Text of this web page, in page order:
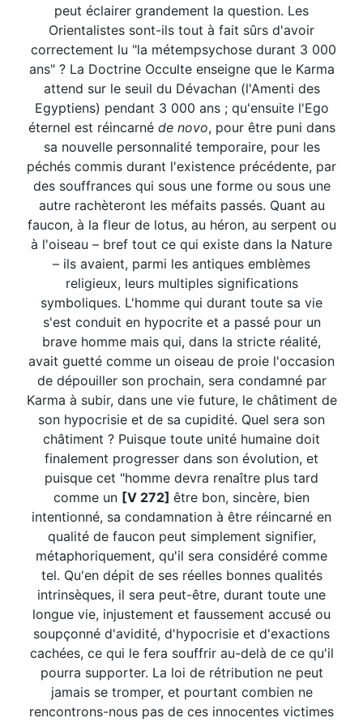
peut éclairer grandement la question. Les
Orientalistes sont-ils tout à fait sûrs d'avoir
correctement lu "la métempsychose durant 3 000
ans" ? La Doctrine Occulte enseigne que le Karma
attend sur le seuil du Dévachan (l'Amenti des
Egyptiens) pendant 3 000 ans ; qu'ensuite l'Ego
éternel est réincarné de novo, pour être puni dans
sa nouvelle personnalité temporaire, pour les
péchés commis durant l'existence précédente, par
des souffrances qui sous une forme ou sous une
autre rachèteront les méfaits passés. Quant au
faucon, à la fleur de lotus, au héron, au serpent ou
à l'oiseau – bref tout ce qui existe dans la Nature
– ils avaient, parmi les antiques emblèmes
religieux, leurs multiples significations
symboliques. L'homme qui durant toute sa vie
s'est conduit en hypocrite et a passé pour un
brave homme mais qui, dans la stricte réalité,
avait guetté comme un oiseau de proie l'occasion
de dépouiller son prochain, sera condamné par
Karma à subir, dans une vie future, le châtiment de
son hypocrisie et de sa cupidité. Quel sera son
châtiment ? Puisque toute unité humaine doit
finalement progresser dans son évolution, et
puisque cet "homme devra renaître plus tard
comme un [V 272] être bon, sincère, bien
intentionné, sa condamnation à être réincarné en
qualité de faucon peut simplement signifier,
métaphoriquement, qu'il sera considéré comme
tel. Qu'en dépit de ses réelles bonnes qualités
intrinsèques, il sera peut-être, durant toute une
longue vie, injustement et faussement accusé ou
soupçonné d'avidité, d'hypocrisie et d'exactions
cachées, ce qui le fera souffrir au-delà de ce qu'il
pourra supporter. La loi de rétribution ne peut
jamais se tromper, et pourtant combien ne
rencontrons-nous pas de ces innocentes victimes